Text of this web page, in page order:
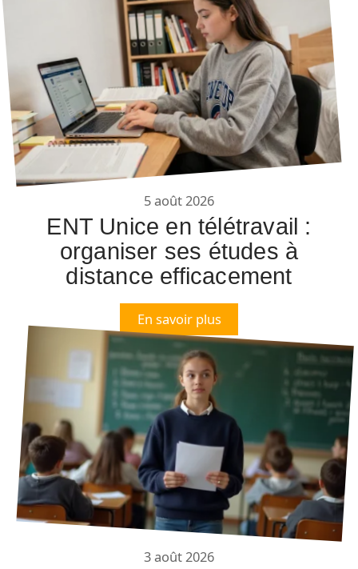
5 août 2026
ENT Unice en télétravail :
organiser ses études à
distance efficacement
En savoir plus
3 août 2026